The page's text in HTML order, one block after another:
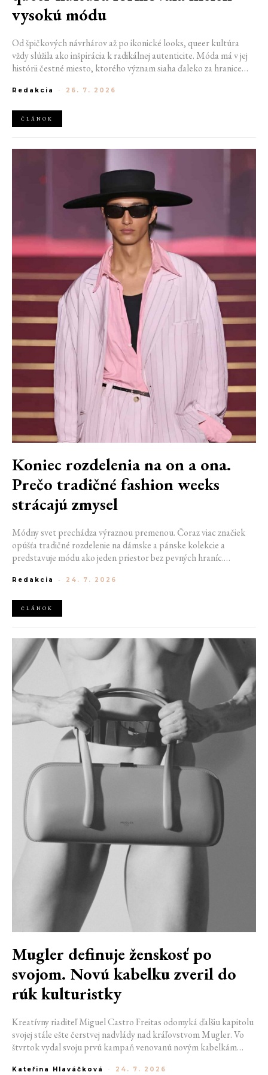
vysokú módu
Od špičkových návrhárov až po ikonické looks, queer kultúra
vždy slúžila ako inšpirácia k radikálnej autenticite. Móda má v jej
histórii čestné miesto, ktorého význam siaha ďaleko za hranice
postihom a nebezpečenstvu, fungovalo práve oblečenie ako tichý
jeden druhého a vďaka veľkolepej ballroom scéne mali aj ľudia na
okraji spoločnosti priestor zažiariť na mólach. Ako sa queer
Redakcia - 26. 7. 2026
ČLÁNOK
Koniec rozdelenia na on a ona.
Prečo tradičné fashion weeks
strácajú zmysel
Módny svet prechádza výraznou premenou. Čoraz viac značiek
opúšťa tradičné rozdelenie na dámske a pánske kolekcie a
predstavuje módu ako jeden priestor bez pevných hraníc.
udržateľnosť naznačujú, že klasické týždne módy môžu čoskoro
Redakcia - 24. 7. 2026
ČLÁNOK
Mugler definuje ženskosť po
svojom. Novú kabelku zveril do
rúk kulturistky
Kreatívny riaditeľ Miguel Castro Freitas odomyká ďalšiu kapitolu
svojej stále ešte čerstvej nadvlády nad kráľovstvom Mugler. Vo
štvrtok vydal svoju prvú kampaň venovanú novým kabelkám
návrhár do módneho domu prišiel. Umne kombinuje výrazy
Kateřina Hlaváčková - 24. 7. 2026